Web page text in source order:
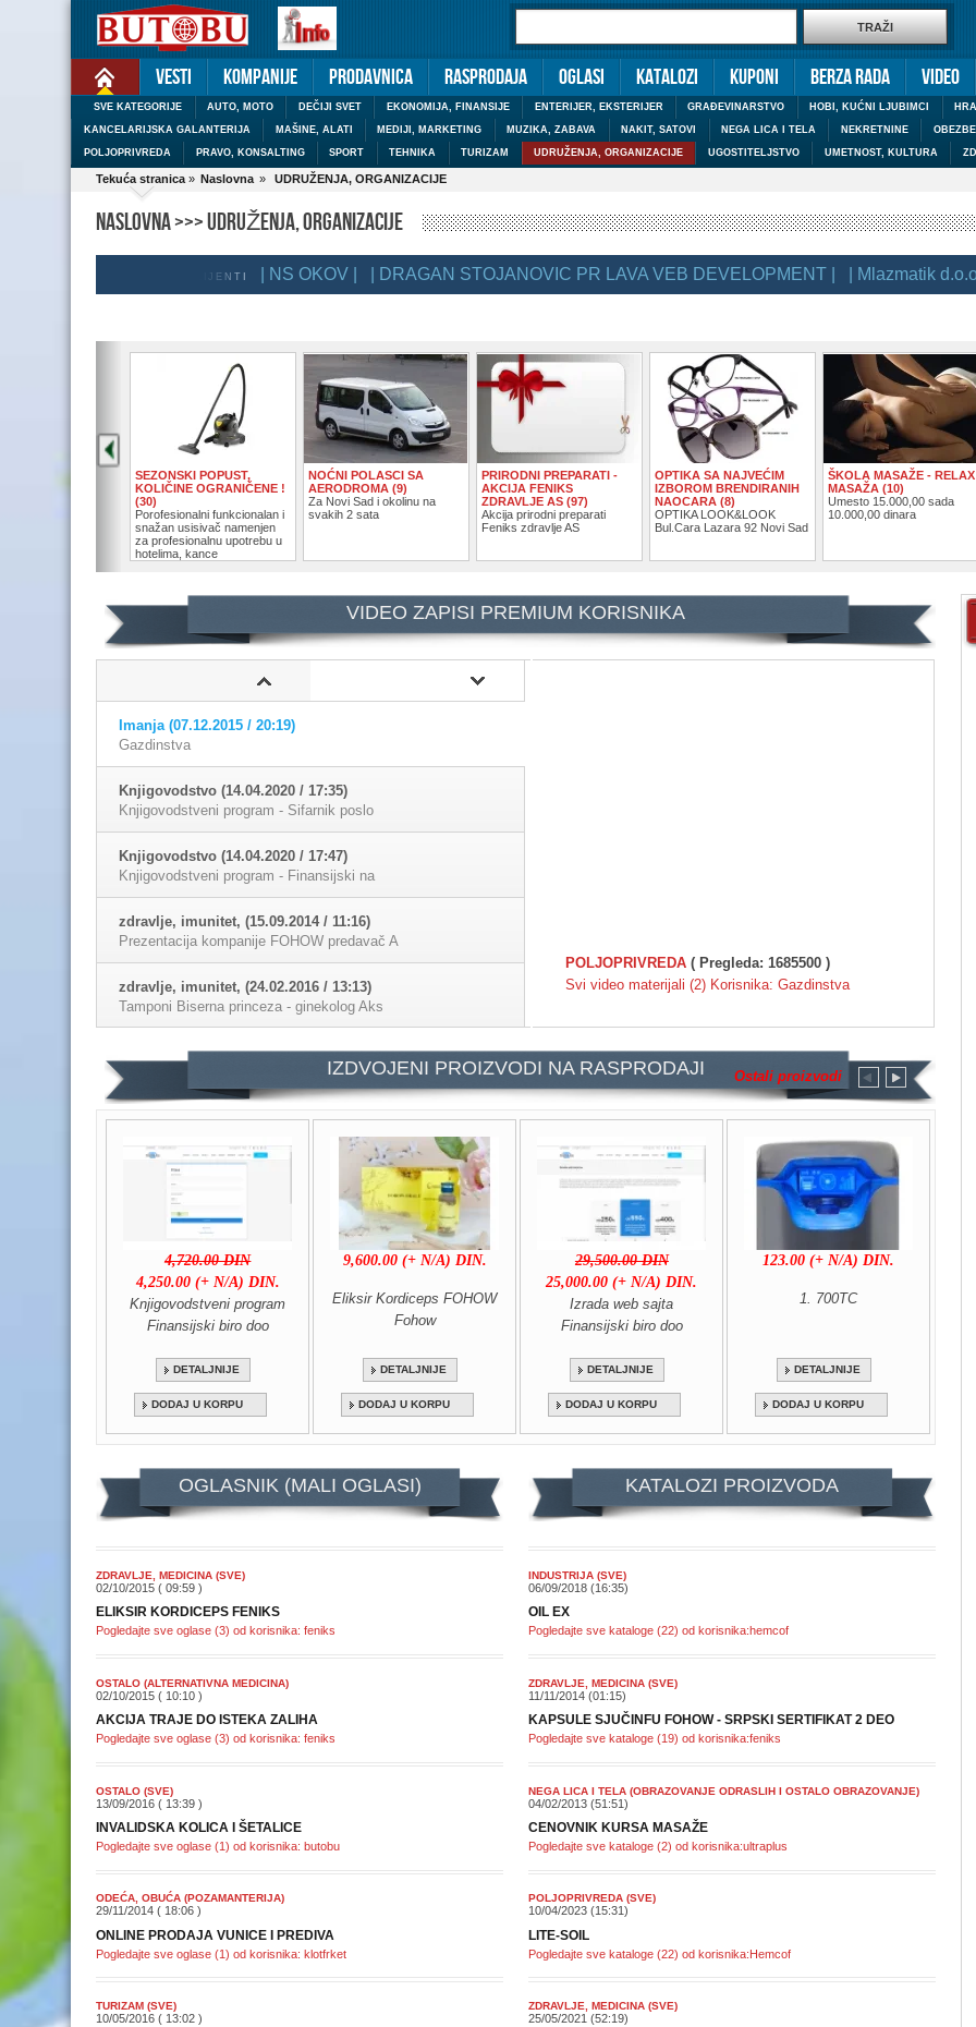
SVE KATEGORIJE AUTO, MOTO DEČIJI SVET EKONOMIJA, FINANSIJE ENTERIJER, EKSTERIJER GRAĐEVINARSTVO HOBI, KUĆNI LJUBIMCI
KANCELARIJSKA GALANTERIJA MAŠINE, ALATI MEDIJI, MARKETING MUZIKA, ZABAVA NAKIT, SATOVI NEGA LICA I TELA NEKRETNINE
POLJOPRIVREDA PRAVO, KONSALTING SPORT TEHNIKA TURIZAM UDRUŽENJA, ORGANIZACIJE UGOSTITELJSTVO UMETNOST, KULTURA
Vesti Kompanije Prodavnica Rasprodaja Oglasi Katalozi Kuponi Berza rada Video
Tekuća stranica » Naslovna » UDRUŽENJA, ORGANIZACIJE
NASLOVNA >>> UDRUŽENJA, ORGANIZACIJE
| NS OKOV | | DRAGAN STOJANOVIC PR LAVA VEB DEVELOPMENT | | Mlazmatik d.o.o. | |
SEZONSKI POPUST,
KOLIČINE OGRANIČENE !
(30)
Porofesionalni funkcionalan i
snažan usisivač namenjen
za profesionalnu upotrebu u
hotelima, kance
NOĆNI POLASCI SA
AERODROMA (9)
Za Novi Sad i okolinu na
svakih 2 sata
PRIRODNI PREPARATI -
AKCIJA FENIKS
ZDRAVLJE AS (97)
Akcija prirodni preparati
Feniks zdravlje AS
OPTIKA SA NAJVEĆIM
IZBOROM BRENDIRANIH
NAOCARA (8)
OPTIKA LOOK&LOOK
Bul.Cara Lazara 92 Novi Sad
ŠKOLA MASAŽE - RELAX
MASAŽA (10)
Umesto 15.000,00 sada
10.000,00 dinara
VIDEO ZAPISI PREMIUM KORISNIKA
Imanja (07.12.2015 / 20:19)
Gazdinstva
Knjigovodstvo (14.04.2020 / 17:35)
Knjigovodstveni program - Sifarnik poslo
Knjigovodstvo (14.04.2020 / 17:47)
Knjigovodstveni program - Finansijski na
zdravlje, imunitet, (15.09.2014 / 11:16)
Prezentacija kompanije FOHOW predavač A
zdravlje, imunitet, (24.02.2016 / 13:13)
Tamponi Biserna princeza - ginekolog Aks
Knjigovodstvo (14.04.2020 / 17:43)
Knjigovodstveni program - Nabavka reprom
INFORMACIONE TEHNOLO (10.09.2013 / 10:18)
Garažna vrata Alute (28.06.2022 / 21:46)
Garažna vrata bela boja sa bočnim opr
Garažna vrata Alute (09.02.2021 / 16:30)
Garažna vrata Alutech - NSPROGATE
Motori za kapije (28.06.2022 / 21:42)
Motor za krilne kapije, ugradnja kvalite
Zaštitne barijere, (28.06.2022 / 21:52)
MPM protekcija
Vegetarijanstvo (03.08.2016 / 12:44)
POLJOPRIVREDA ( Pregleda: 1685500 )
Svi video materijali (2) Korisnika: Gazdinstva
IZDVOJENI PROIZVODI NA RASPRODAJI
4,720.00 DIN
4,250.00 (+ N/A) DIN.
Knjigovodstveni program
Finansijski biro doo
DETALJNIJE
DODAJ U KORPU
9,600.00 (+ N/A) DIN.
Eliksir Kordiceps FOHOW
Fohow
DETALJNIJE
DODAJ U KORPU
29,500.00 DIN
25,000.00 (+ N/A) DIN.
Izrada web sajta
Finansijski biro doo
DETALJNIJE
DODAJ U KORPU
123.00 (+ N/A) DIN.
1. 700TC
DETALJNIJE
DODAJ U KORPU
Ostali proizvodi
OGLASNIK (MALI OGLASI)
ZDRAVLJE, MEDICINA (SVE)
02/10/2015 ( 09:59 )
ELIKSIR KORDICEPS FENIKS
Pogledajte sve oglase (3) od korisnika: feniks
OSTALO (ALTERNATIVNA MEDICINA)
02/10/2015 ( 10:10 )
AKCIJA TRAJE DO ISTEKA ZALIHA
Pogledajte sve oglase (3) od korisnika: feniks
OSTALO (SVE)
13/09/2016 ( 13:39 )
INVALIDSKA KOLICA I ŠETALICE
Pogledajte sve oglase (1) od korisnika: butobu
ODEĆA, OBUĆA (POZAMANTERIJA)
29/11/2014 ( 18:06 )
ONLINE PRODAJA VUNICE I PREDIVA
Pogledajte sve oglase (1) od korisnika: klotfrket
TURIZAM (SVE)
10/05/2016 ( 13:02 )
KATALOZI PROIZVODA
INDUSTRIJA (SVE)
06/09/2018 (16:35)
OIL EX
Pogledajte sve kataloge (22) od korisnika:hemcof
ZDRAVLJE, MEDICINA (SVE)
11/11/2014 (01:15)
KAPSULE SJUČINFU FOHOW - SRPSKI SERTIFIKAT 2 DEO
Pogledajte sve kataloge (19) od korisnika:feniks
NEGA LICA I TELA (OBRAZOVANJE ODRASLIH I OSTALO OBRAZOVANJE)
04/02/2013 (51:51)
CENOVNIK KURSA MASAŽE
Pogledajte sve kataloge (2) od korisnika:ultraplus
POLJOPRIVREDA (SVE)
10/04/2023 (15:31)
LITE-SOIL
Pogledajte sve kataloge (22) od korisnika:Hemcof
ZDRAVLJE, MEDICINA (SVE)
25/05/2021 (52:19)